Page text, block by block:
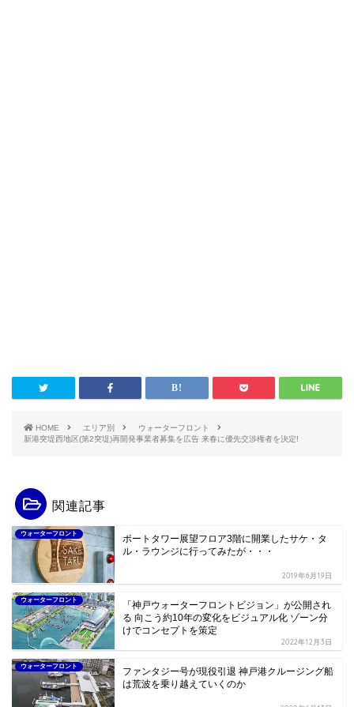
HOME エリア別
ウォーターフロント
新港突堤西地区(第2突堤)再開発事業者募集を広告 来春に優先交渉権者を決定!
関連記事
ウォーターフロント
ポートタワー展望フロア3階に開業したサケ・タ
ル・ラウンジに行ってみたが・・・
2019年6月19日
ウォーターフロント
「神戸ウォーターフロントビジョン」が公開され
る 向こう約10年の変化をビジュアル化 ゾーン分
けでコンセプトを策定
2022年12月3日
ウォーターフロント
ファンタジー号が現役引退 神戸港クルージング船
は荒波を乗り越えていくのか